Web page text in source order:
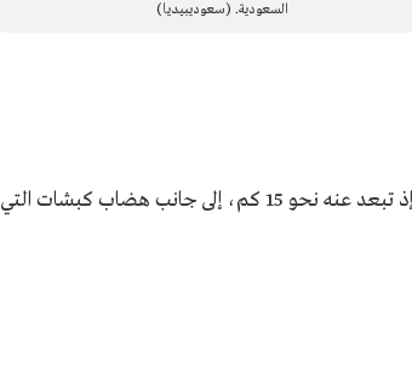
السعودية. (سعوديبيديا)
تشكل نفود القرارة أحد المعالم الطبيعية التي تحد مركز كبيشة، إذ تبعد عنه نحو 15 كم، إلى جانب هضاب كبشات التي